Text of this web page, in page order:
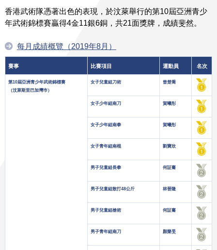
香港武術隊憑著出色的表現，於汶萊舉行的第10屆亞洲青少
年武術錦標賽贏得4金11銀6銅，共21面獎牌，成績斐然。
每月成績概覽（2019年8月）
賽事 比賽項目 運動員 名次
第10屆亞洲青少年武術錦標賽
（汶萊斯里巴加灣巿）
女子兒童組刀術 曾楚喬
女子少年組南刀 賀曦彤
女子少年組南拳 賀曦彤
女子青年組南棍 劉寶欣
男子兒童組長拳 何証騫
男子兒童組散打48公斤 林晉隆
男子兒童組槍術 何証騫
男子青年組南刀 顏樂旻